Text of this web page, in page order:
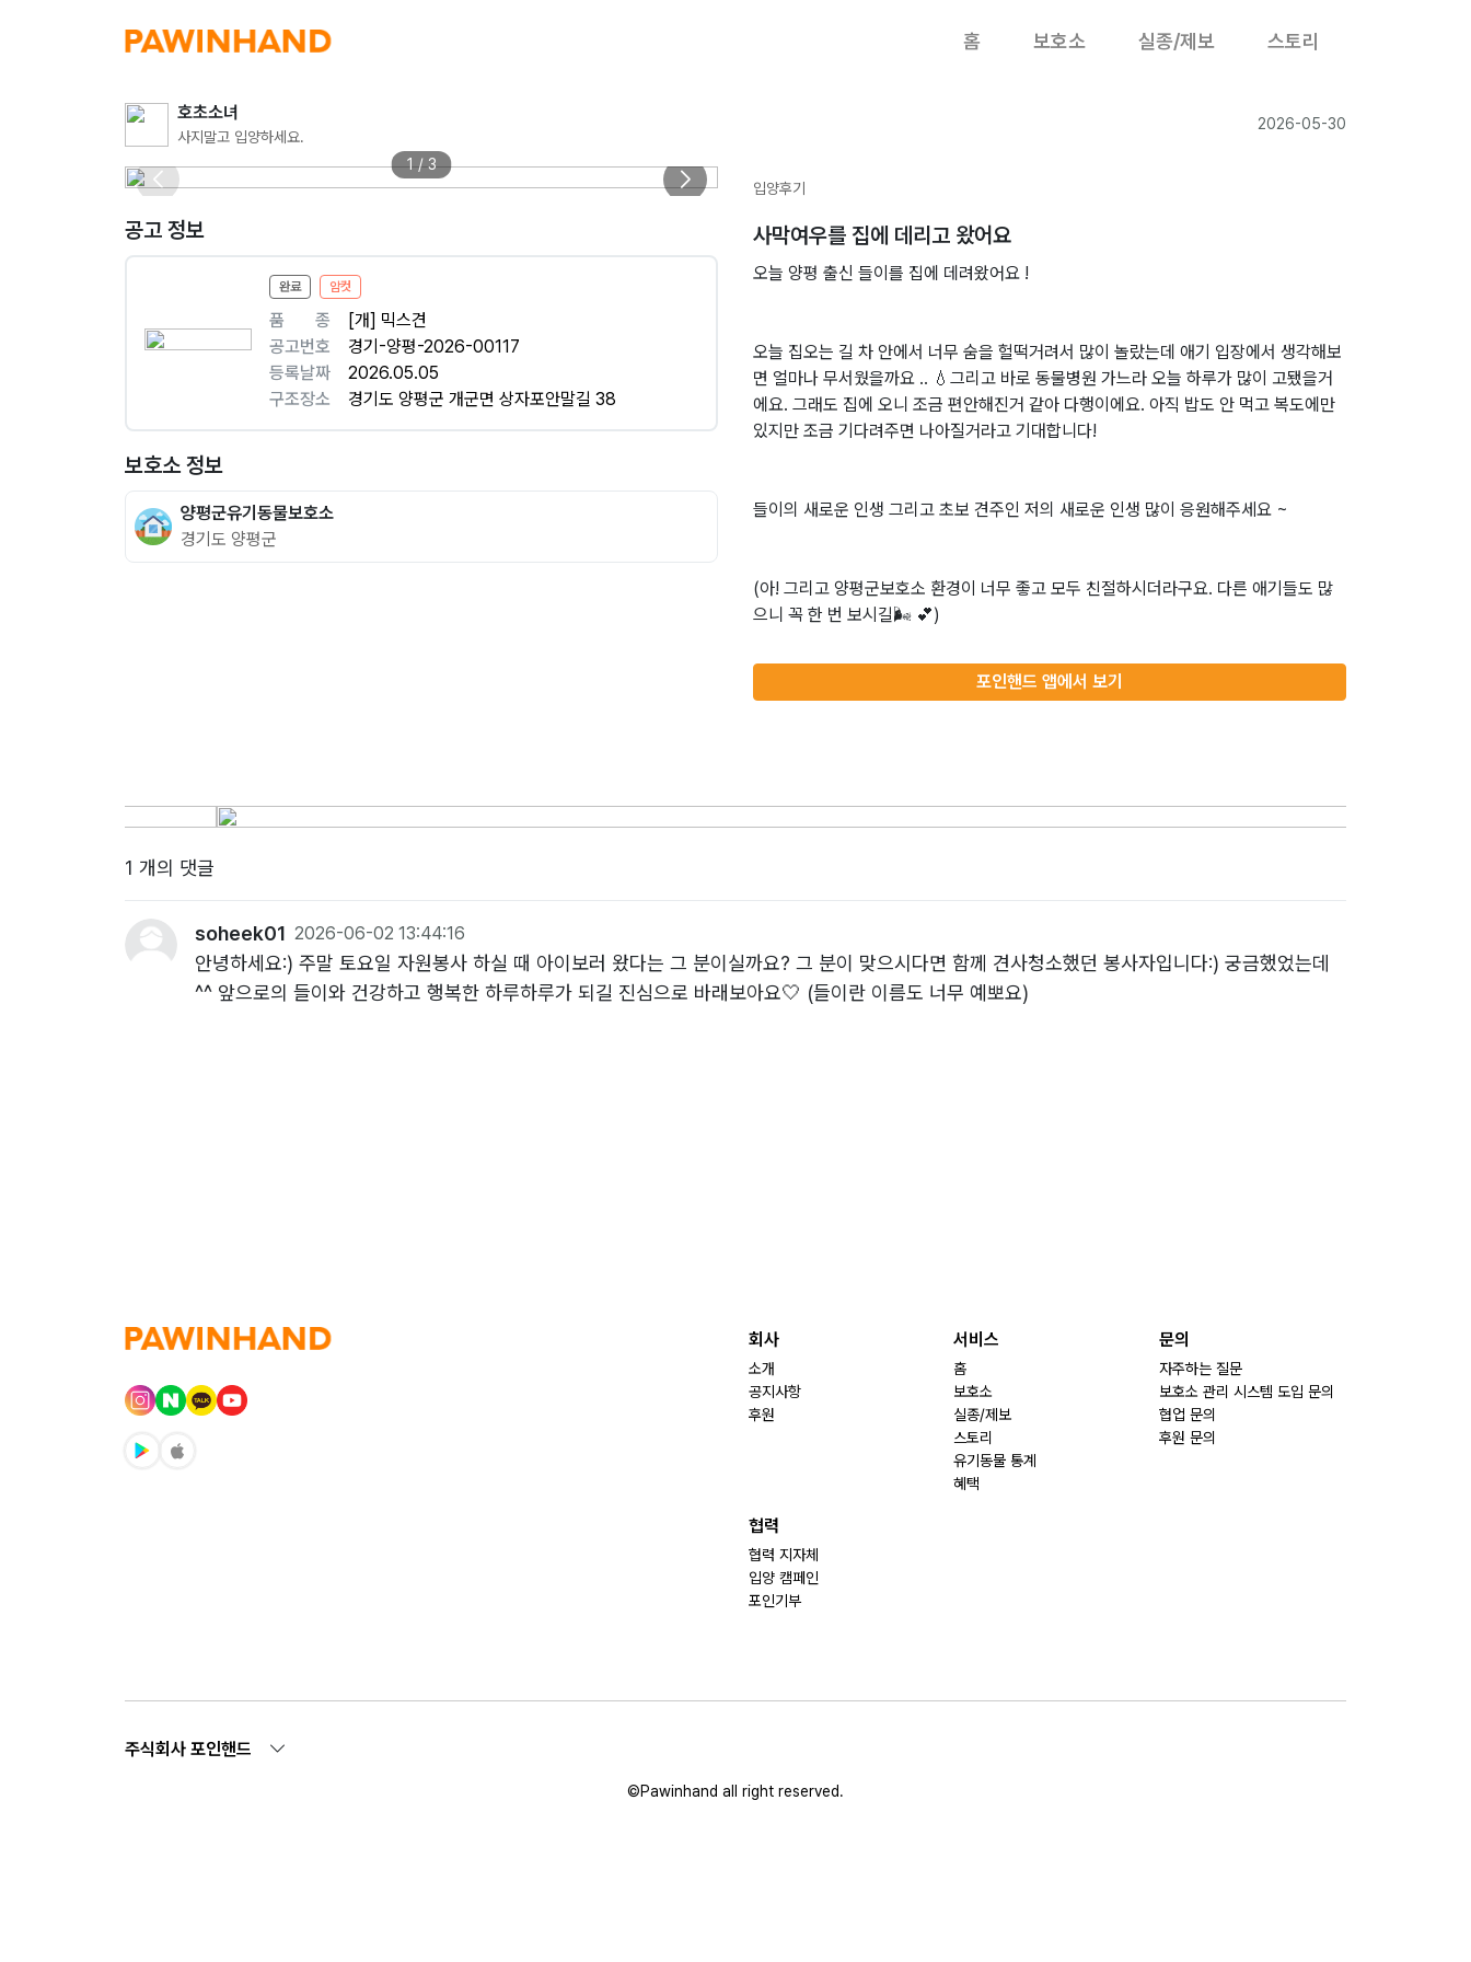
홈 보호소 실종/제보 스토리
호초소녀
사지말고 입양하세요.
2026-05-30
1 / 3
공고 정보
완료 암컷
품ㅤㅤ종
[개] 믹스견
공고번호
경기-양평-2026-00117
등록날짜
2026.05.05
구조장소
경기도 양평군 개군면 상자포안말길 38
보호소 정보
양평군유기동물보호소
경기도 양평군
입양후기
사막여우를 집에 데리고 왔어요
오늘 양평 출신 들이를 집에 데려왔어요 !
오늘 집오는 길 차 안에서 너무 숨을 헐떡거려서 많이 놀랐는데 애기 입장에서 생각해보
면 얼마나 무서웠을까요 .. 💧그리고 바로 동물병원 가느라 오늘 하루가 많이 고됐을거
에요. 그래도 집에 오니 조금 편안해진거 같아 다행이에요. 아직 밥도 안 먹고 복도에만
있지만 조금 기다려주면 나아질거라고 기대합니다!
들이의 새로운 인생 그리고 초보 견주인 저의 새로운 인생 많이 응원해주세요 ~
(아! 그리고 양평군보호소 환경이 너무 좋고 모두 친절하시더라구요. 다른 애기들도 많
포인핸드 앱에서 보기
1 개의 댓글
soheek01 2026-06-02 13:44:16
안녕하세요:) 주말 토요일 자원봉사 하실 때 아이보러 왔다는 그 분이실까요? 그 분이 맞으시다면 함께 견사청소했던 봉사자입니다:) 궁금했었는데
^^ 앞으로의 들이와 건강하고 행복한 하루하루가 되길 진심으로 바래보아요🤍 (들이란 이름도 너무 예뽀요)
회사
소개
공지사항
후원
서비스
홈
보호소
실종/제보
스토리
유기동물 통계
혜택
문의
자주하는 질문
보호소 관리 시스템 도입 문의
협업 문의
후원 문의
협력
협력 지자체
입양 캠페인
포인기부
주식회사 포인핸드
©Pawinhand all right reserved.